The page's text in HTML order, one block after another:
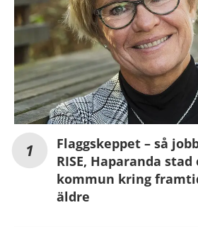
Flaggskeppet – så
RISE, Haparanda
kommun kring
äldre